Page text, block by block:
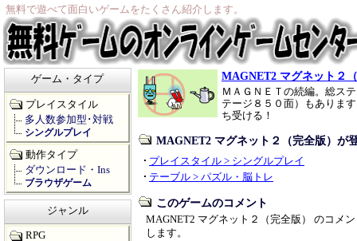
無料で遊べて面白いゲームをたくさん紹介します。
MAGNET2 マグネット２
ＭＡＧＮＥＴの続編。総ス
テージ８５０面）もありま
ち受ける！
MAGNET2 マグネット２（完全版）が
プレイスタイル > シングルプレイ
テーブル > パズル・脳トレ
このゲームのコメント
MAGNET2 マグネット２（完全版） のコメ
します。
ゲーム・タイプ
プレイスタイル
多人数参加型･対戦
シングルプレイ
動作タイプ
ダウンロード・Ins
ブラウザゲーム
ジャンル
RPG